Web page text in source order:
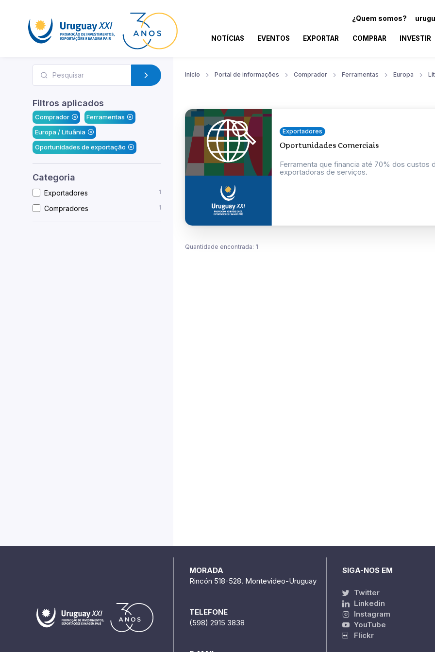
¿Quem somos?
NOTÍCIAS EVENTOS EXPORTAR COMPRAR INVESTIR
Filtros aplicados
Comprador
Ferramentas
Europa / Lituânia
Oportunidades de exportação
Categoria
Exportadores 1
Compradores 1
Início Portal de informações Comprador Ferramentas Europa
Exportadores
Oportunidades Comerciais
Ferramenta que financia até 70% dos custos
exportadoras de serviços.
Quantidade encontrada: 1
MORADA
Rincón 518-528. Montevideo-Uruguay
TELEFONE
(598) 2915 3838
SIGA-NOS EM
Twitter
Linkedin
Instagram
YouTube
Flickr